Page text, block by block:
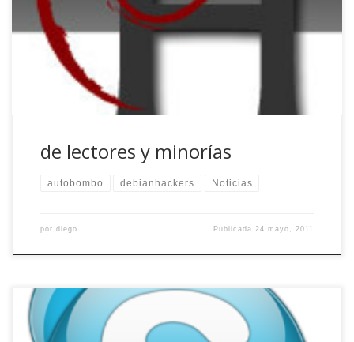
argumentaba diciendo que hablamos de lo que queremos,
sin tener un calendario de publicación estricto al que
atenernos y sin injerencias de ningún tipo. Quitando que
sigo sin […]
de lectores y minorías
autobombo debianhackers Noticias
por diego Publicada24 mayo, 2011